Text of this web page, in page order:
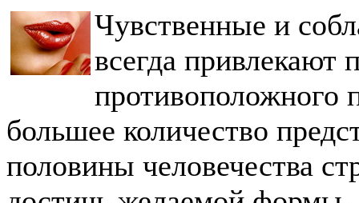
Чувственные и
всегда
противоположного
большее количество
половины человечества